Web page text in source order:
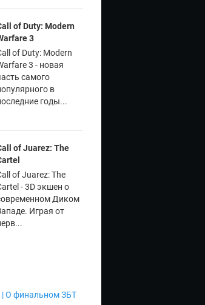
of Duty: Modern
3
of Duty: Modern
3 - новая
самого
в
годы...
of Juarez: The
of Juarez: The
- 3D экшен о
Диком
Играя от
| О финальном ЗБТ